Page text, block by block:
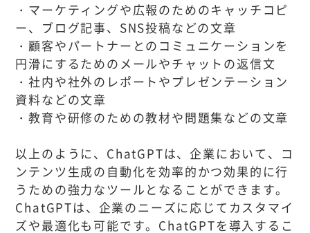
・マーケティングや広報のためのキャッチコピ
ー、ブログ記事、SNS投稿などの文章
・顧客やパートナーとのコミュニケーションを
円滑にするためのメールやチャットの返信文
・社内や社外のレポートやプレゼンテーション
資料などの文章
・教育や研修のための教材や問題集などの文章
以上のように、ChatGPTは、企業において、コ
ンテンツ生成の自動化を効率的かつ効果的に行
うための強力なツールとなることができます。
ChatGPTは、企業のニーズに応じてカスタマイ
ズや最適化も可能です。ChatGPTを導入するこ